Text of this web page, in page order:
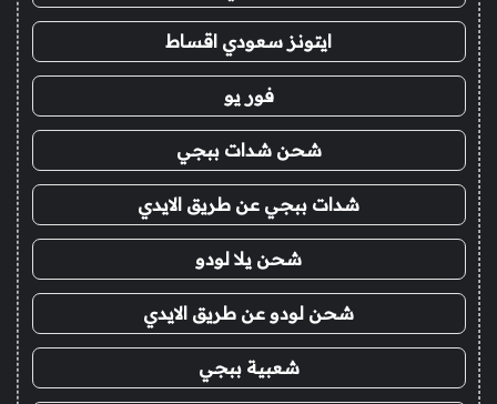
ايتونز سعودي اقساط
فور يو
شحن شدات ببجي
شدات ببجي عن طريق الايدي
شحن يلا لودو
شحن لودو عن طريق الايدي
شعبية ببجي